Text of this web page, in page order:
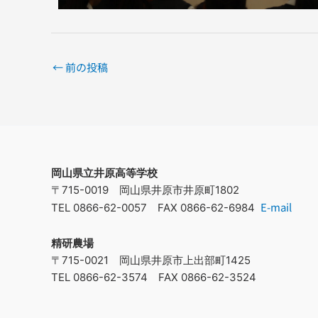
←前の投稿
岡山県立井原高等学校
〒715-0019 岡山県井原市井原町1802
TEL 0866-62-0057 FAX 0866-62-6984 E-mail
精研農場
〒715-0021 岡山県井原市上出部町1425
TEL 0866-62-3574 FAX 0866-62-3524